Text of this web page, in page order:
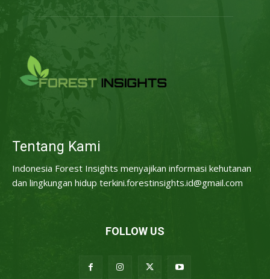
Tentang Kami
Indonesia Forest Insights menyajikan informasi kehutanan
dan lingkungan hidup terkini.forestinsights.id@gmail.com
FOLLOW US